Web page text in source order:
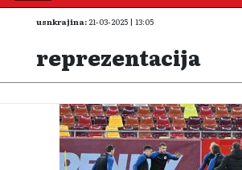
usnkrajina: 21-03-2025 | 13:05
reprezentacija